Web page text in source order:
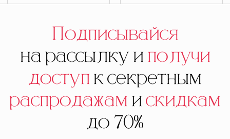
Подписывайся
на рассылку иполучи
доступк секретным
распродажамискидкам
до 70%